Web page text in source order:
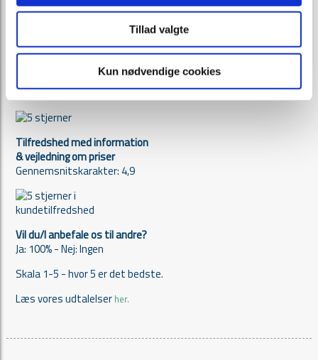
Tillad valgte
Kun nødvendige cookies
Kundetilfredshed
Tilfredshed med arbejdet
Gennemsnitskarakter: 4,9
Tilfredshed med information
& vejledning om priser
Gennemsnitskarakter: 4,9
Vil du/I anbefale os til andre?
Ja: 100% - Nej: Ingen
Skala 1-5 - hvor 5 er det bedste.
Læs vores udtalelserher.